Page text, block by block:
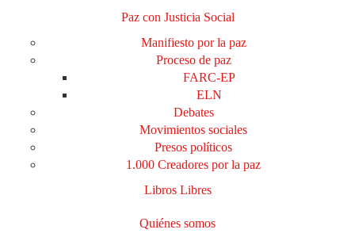
Paz con Justicia Social
Manifiesto por la paz
Proceso de paz
FARC-EP
ELN
Debates
Movimientos sociales
Presos políticos
1.000 Creadores por la paz
Libros Libres
Quiénes somos